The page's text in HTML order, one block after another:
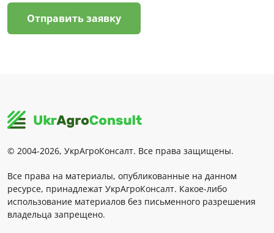
Отправить заявку
© 2004-2026, УкрАгроКонсалт. Все права защищены.
Все права на материалы, опубликованные на данном
ресурсе, принадлежат УкрАгроКонсалт. Какое-либо
использование материалов без письменного разрешения
владельца запрещено.